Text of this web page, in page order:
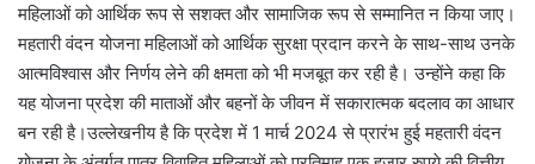
महिलाओं को आर्थिक रूप से सशक्त और सामाजिक रूप से सम्मानित न किया जाए।
महतारी वंदन योजना महिलाओं को आर्थिक सुरक्षा प्रदान करने के साथ-साथ उनके
आत्मविश्वास और निर्णय लेने की क्षमता को भी मजबूत कर रही है। उन्होंने कहा कि
यह योजना प्रदेश की माताओं और बहनों के जीवन में सकारात्मक बदलाव का आधार
बन रही है।उल्लेखनीय है कि प्रदेश में 1 मार्च 2024 से प्रारंभ हुई महतारी वंदन